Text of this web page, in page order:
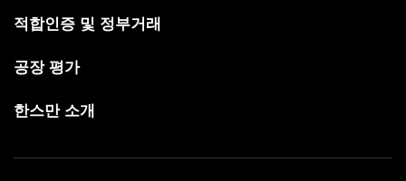
적합인증 및 정부거래
공장 평가
한스만 소개